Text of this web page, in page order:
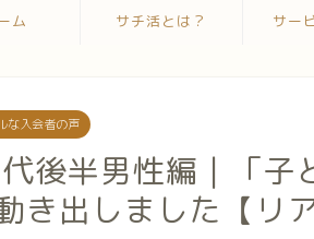
ム サチ活とは？ サー
な入会者の声
後半男性編｜「子
き出しました【リ